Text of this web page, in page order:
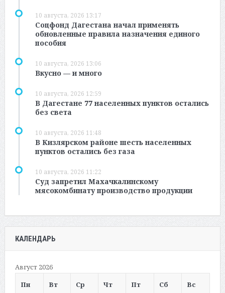
10 августа, 2026 13:17
Соцфонд Дагестана начал применять
обновленные правила назначения единого
пособия
10 августа, 2026 13:06
Вкусно — и много
10 августа, 2026 12:59
В Дагестане 77 населенных пунктов остались
без света
10 августа, 2026 11:48
В Кизлярском районе шесть населенных
пунктов остались без газа
10 августа, 2026 11:22
Суд запретил Махачкалинскому
мясокомбинату производство продукции
КАЛЕНДАРЬ
Август 2026
Пн
Вт Ср Чт Пт Сб Вс